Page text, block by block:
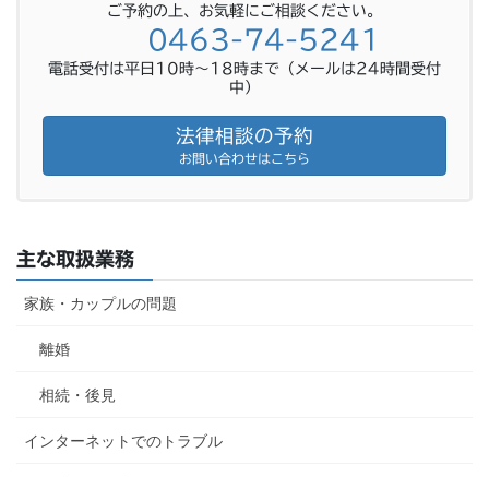
ご予約の上、お気軽にご相談ください。
0463-74-5241
電話受付は平日10時～18時まで（メールは24時間受付
中）
法律相談の予約
お問い合わせはこちら
主な取扱業務
家族・カップルの問題
離婚
相続・後見
インターネットでのトラブル